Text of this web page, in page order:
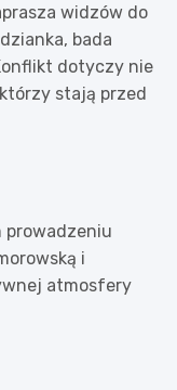
widzów do
bada
dotyczy nie
stają przed
prowadzeniu
i
atmosfery